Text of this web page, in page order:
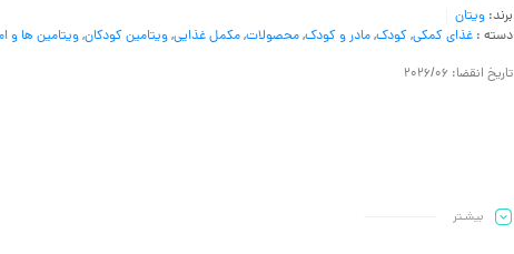
برند: ویتان
دسته : غذای کمکی,کودک,مادر و کودک,محصولات,مکمل غذایی,ویتامین کودکان,ویتامین ها و
تاریخ انقضا: 2026/06
بیشـتر